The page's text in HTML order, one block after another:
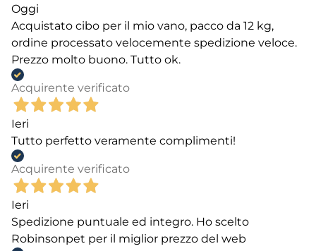
Oggi
Acquistato cibo per il mio vano, pacco da 12 kg,
ordine processato velocemente spedizione veloce.
Prezzo molto buono. Tutto ok.
Acquirente verificato
Ieri
Tutto perfetto veramente complimenti!
Acquirente verificato
Ieri
Spedizione puntuale ed integro. Ho scelto
Robinsonpet per il miglior prezzo del web